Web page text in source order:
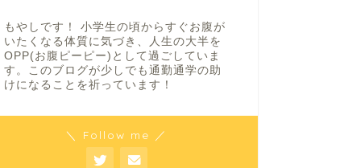
もやしです！ 小学生の頃からすぐお腹が
いたくなる体質に気づき、人生の大半を
OPP(お腹ピーピー)として過ごしていま
す。このブログが少しでも通勤通学の助
けになることを祈っています！
＼ Follow me ／